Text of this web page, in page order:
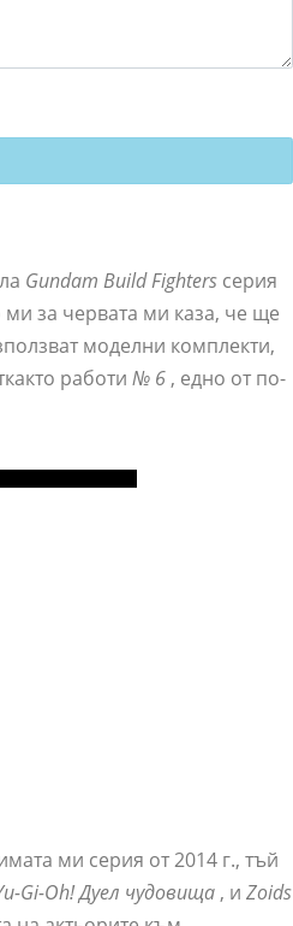
Gundam Build Fighters серия
ми за червата ми каза, че ще
моделни комплекти,
работи № 6 , едно от по-
ми серия от 2014 г., тъй
Gi-Oh! Дуел чудовища , и Zoids